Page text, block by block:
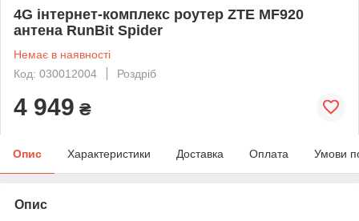
4G інтернет-комплекс роутер ZTE MF920
антена RunBit Spider
Немає в наявності
Код: 030012004
Роздріб
4 949 ₴
Опис Характеристики Доставка Оплата Умови
Опис